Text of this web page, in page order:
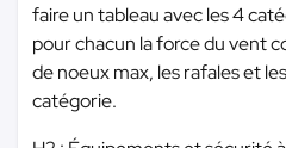
faire un tableau avec les 4
pour chacun la force du vent
de noeux max, les rafales et
catégorie.